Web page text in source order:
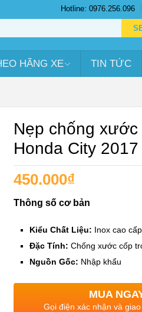
Hotline: 0976.256.096
HÃNG XE TIN TỨC
Nẹp chống xước
Honda City 2017
450.000₫
Thông số cơ bản
Kiểu Chất Liệu: Inox cao cấp
Đặc Tính: Chống xước cốp
Nguồn Gốc: Nhập khẩu
MUA
Gọi điện xác nhận và